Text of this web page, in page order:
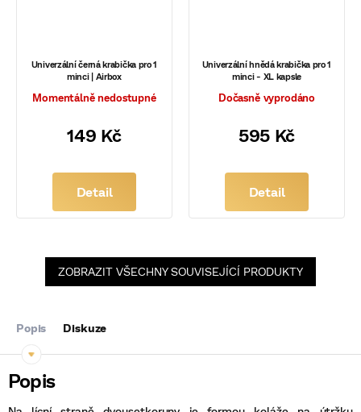
Univerzální černá krabička pro 1
minci | Airbox
Momentálně nedostupné
149 Kč
Detail
Univerzální hnědá krabička pro 1
minci - XL kapsle
Dočasně vyprodáno
595 Kč
Detail
ZOBRAZIT VŠECHNY SOUVISEJÍCÍ PRODUKTY
Popis Diskuze